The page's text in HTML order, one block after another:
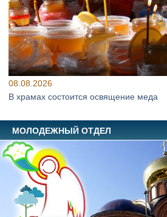
08.08.2026
В храмах состоится освящение меда
МОЛОДЕЖНЫЙ ОТДЕЛ